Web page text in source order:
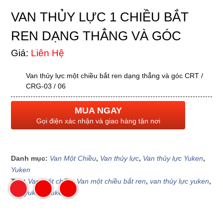
VAN THỦY LỰC 1 CHIỀU BẮT
REN DẠNG THẲNG VÀ GÓC
Giá: Liên Hệ
Van thủy lực một chiều bắt ren dạng thẳng và góc CRT /
CRG-03 / 06
MUA NGAY
Gọi điện xác nhận và giao hàng tận nơi
Danh mục: Van Một Chiều, Van thủy lực, Van thủy lực Yuken,
Yuken
Tag:Van một chiều,Van một chiều bắt ren,van thủy lực yuken,
van yuken
yuken